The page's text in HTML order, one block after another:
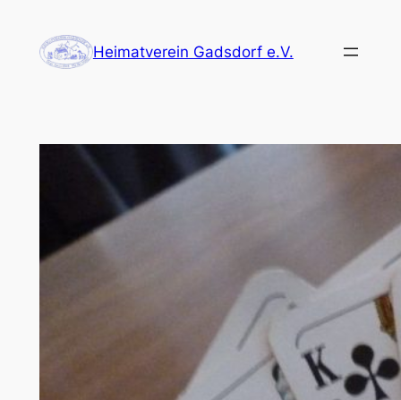
Inhalt
springen
Heimatverein Gadsdorf e.V.